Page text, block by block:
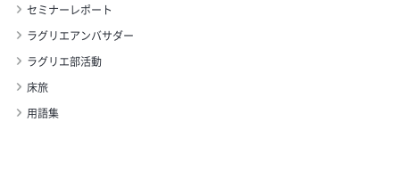
セミナーレポート
ラグリエアンバサダー
ラグリエ部活動
床旅
用語集